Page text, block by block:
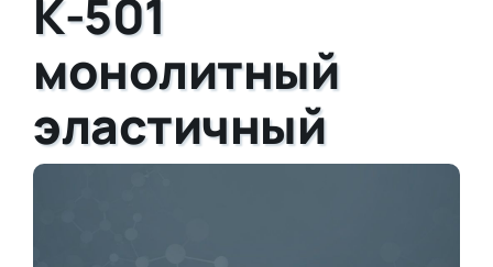
К-501
монолитный
эластичный